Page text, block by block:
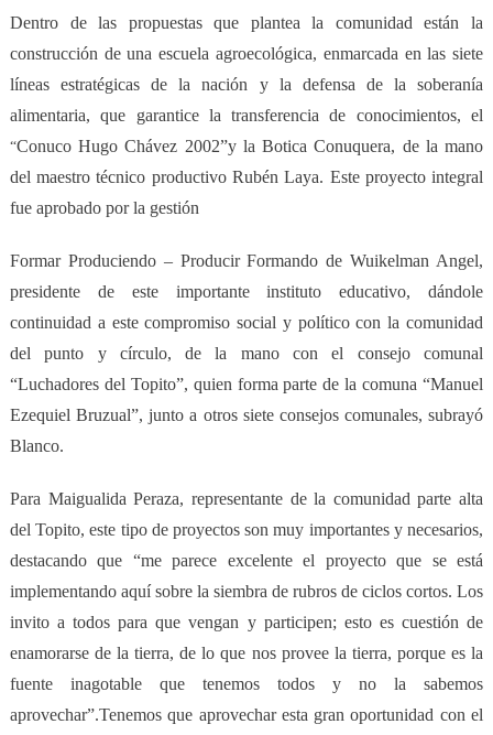
Dentro de las propuestas que plantea la comunidad están la
construcción de una escuela agroecológica, enmarcada en las siete
líneas estratégicas de la nación y la defensa de la soberanía
alimentaria, que garantice la transferencia de conocimientos, el
“Conuco Hugo Chávez 2002”y la Botica Conuquera, de la mano
delmaestrotécnico productivo Rubén Laya. Este proyecto integral
fue aprobado por la gestión
Formar Produciendo – Producir Formando de Wuikelman Angel,
presidente de este importante instituto educativo, dándole
continuidad a este compromiso social y político con la comunidad
del punto y círculo, de la mano con el consejo comunal
“Luchadores del Topito”, quien forma parte de la comuna “Manuel
Ezequiel Bruzual”, junto a otros siete consejos comunales, subrayó
Blanco.
Para Maigualida Peraza, representante de la comunidad parte alta
del Topito, este tipo de proyectos son muy importantesy necesarios,
destacando que “me parece excelente el proyecto que se está
implementando aquí sobre la siembra de rubros de ciclos cortos. Los
invito a todos para que vengan y participen; esto es cuestión de
enamorarse de la tierra, de lo que nos provee la tierra, porque es la
fuente inagotable que tenemos todos y no la sabemos
aprovechar”.Tenemos que aprovechar esta gran oportunidad con el